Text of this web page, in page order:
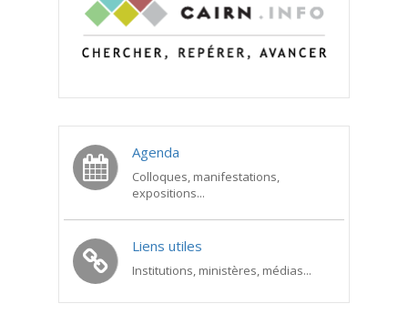
Agenda
Colloques, manifestations,
expositions...
Liens utiles
Institutions, ministères, médias...